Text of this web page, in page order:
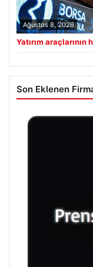
Ağustos 8, 2026
Yatırım araçlarının
Son Eklenen